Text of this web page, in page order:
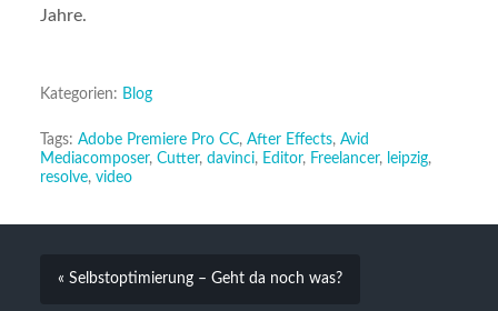
Jahre.
Kategorien: Blog
Tags: Adobe Premiere Pro CC, After Effects, Avid
Mediacomposer, Cutter, davinci, Editor, Freelancer, leipzig,
resolve, video
« Selbstoptimierung – Geht da noch was?